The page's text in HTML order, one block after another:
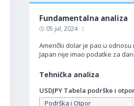
Fundamentalna analiza
05 jul, 2024
Američki dolar je pao u odnosu
Japan nije imao podatke za
Tehnička analiza
USDJPY Tabela podrške i
Podrška i Otpor